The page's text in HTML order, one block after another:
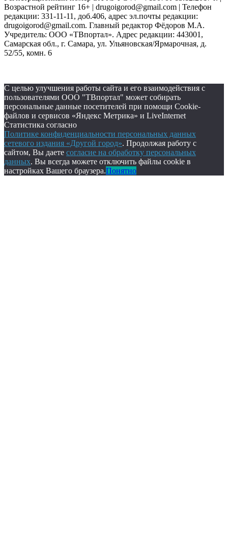
Возрастной рейтинг 16+ | drugoigorod@gmail.com | Телефон
редакции: 331-11-11, доб.406, адрес эл.почты редакции:
drugoigorod@gmail.com. Главный редактор Фёдоров М.А.
Учредитель: ООО «ТВпортал». Адрес редакции: 443001,
Самарская обл., г. Самара, ул. Ульяновская/Ярмарочная, д.
52/55, комн. 6
С целью улучшения работы сайта и его взаимодействия с
пользователями ООО "ТВпортал" может собирать
персональные данные посетителей при помощи Cookie-
файлов и сервисов «Яндекс Метрика» и LiveInternet
Статистика согласно
Политике конфиденциальности персональных данных
сетевого издания «Другой город». Продолжая работу с
сайтом, Вы даете согласие на обработку персональных
данных. Вы всегда можете отключить файлы cookie в
настройках Вашего браузера.Понятно